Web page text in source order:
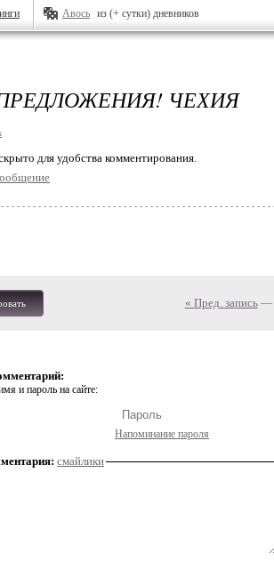
Авось из (+ сутки) дневников
ЧЕХИЯ
для удобства комментирования.
« Пред. запись—
и пароль на сайте:
Напоминание пароля
смайлики